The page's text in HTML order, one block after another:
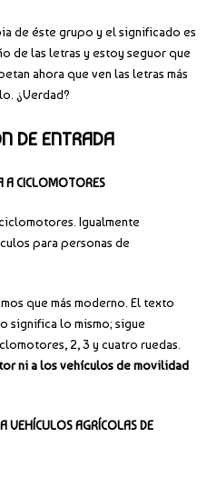
de éste grupo y el significado es
de las letras y estoy seguor que
ahora que ven las letras más
¿Verdad?
DE ENTRADA
A CICLOMOTORES
Igualmente
para personas de
que más moderno. El texto
significa lo mismo; sigue
2, 3 y cuatro ruedas.
ni a los vehículos de movilidad
VEHÍCULOS AGRÍCOLAS DE